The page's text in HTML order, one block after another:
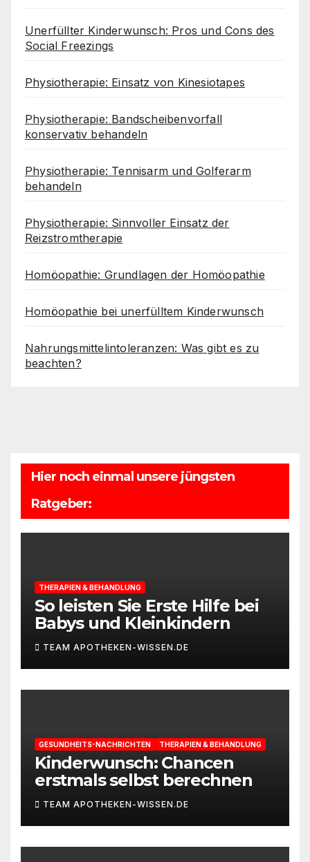
Unerfüllter Kinderwunsch: Pros und Cons des
Social Freezings
Physiotherapie: Einsatz von Kinesiotapes
Physiotherapie: Bandscheibenvorfall
konservativ behandeln
Physiotherapie: Tennisarm und Golferarm
behandeln
Physiotherapie: Sinnvoller Einsatz der
Reizstromtherapie
Homöopathie: Grundlagen der Homöopathie
Homöopathie bei unerfülltem Kinderwunsch
Nahrungsmittelintoleranzen: Was gibt es zu
beachten?
Hier noch einmal unsere jüngsten
Ratgeber:
THERAPIEN & BEHANDLUNG
So leisten Sie Erste Hilfe bei
Babys und Kleinkindern
TEAM APOTHEKEN-WISSEN.DE
GESUNDHEITS-NACHRICHTEN THERAPIEN & BEHANDLUNG
Kinderwunsch: Chancen
erstmals selbst berechnen
TEAM APOTHEKEN-WISSEN.DE